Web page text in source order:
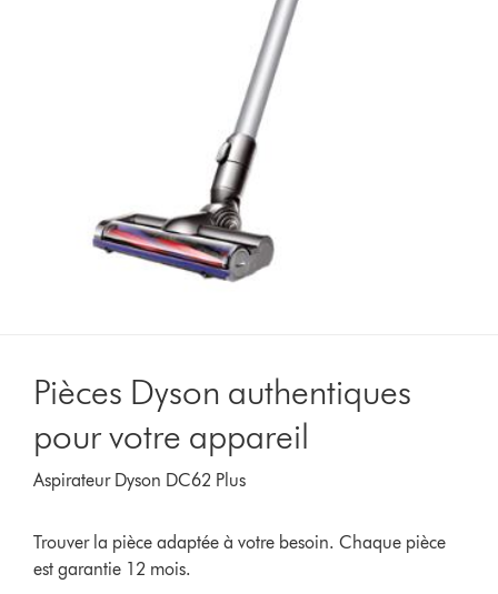
Pièces Dyson authentiques
pour votre appareil
Aspirateur Dyson DC62 Plus
Trouver la pièce adaptée à votre besoin. Chaque pièce
est garantie 12 mois.